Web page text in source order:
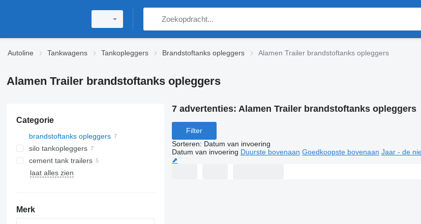
Autoline Tankwagens Tankopleggers Brandstoftanks opleggers Alamen Trailer brandstoftanks opleggers
Alamen Trailer brandstoftanks opleggers
Categorie
brandstoftanks opleggers
silo tankopleggers
cement tank trailers
laat alles zien
Merk
7 advertenties: Alamen Trailer brandstoftanks opleggers
Filter
Sorteren: Datum van invoering
Datum van invoering Duurste bovenaan Goedkoopste bovenaan Jaar - de
⬈